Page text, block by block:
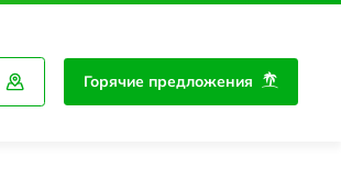
Горячие предложения